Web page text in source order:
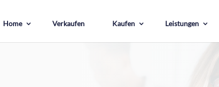
Home Verkaufen Kaufen Leistungen